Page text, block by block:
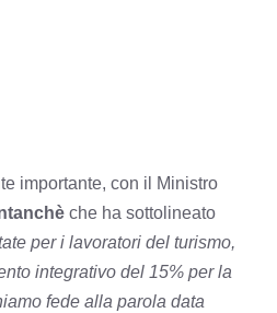
importante, con il Ministro
che ha sottolineato
per i lavoratori del turismo,
integrativo del 15% per la
fede alla parola data